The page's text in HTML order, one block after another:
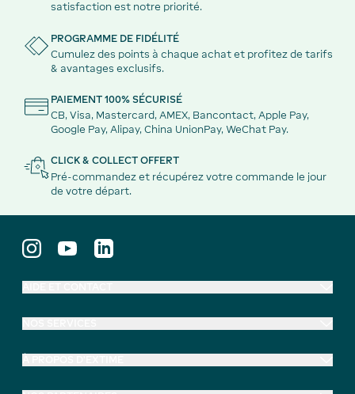
satisfaction est notre priorité.
PROGRAMME DE FIDÉLITÉ
Cumulez des points à chaque achat et profitez de tarifs
& avantages exclusifs.
PAIEMENT 100% SÉCURISÉ
CB, Visa, Mastercard, AMEX, Bancontact, Apple Pay,
Google Pay, Alipay, China UnionPay, WeChat Pay.
CLICK & COLLECT OFFERT
Pré-commandez et récupérez votre commande le jour
de votre départ.